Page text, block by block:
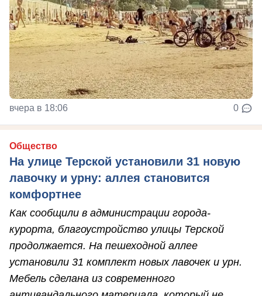
вчера в 18:06 0
Общество
На улице Терской установили 31 новую
лавочку и урну: аллея становится
комфортнее
Как сообщили в администрации города-
курорта, благоустройство улицы Терской
продолжается. На пешеходной аллее
установили 31 комплект новых лавочек и урн.
Мебель сделана из современного